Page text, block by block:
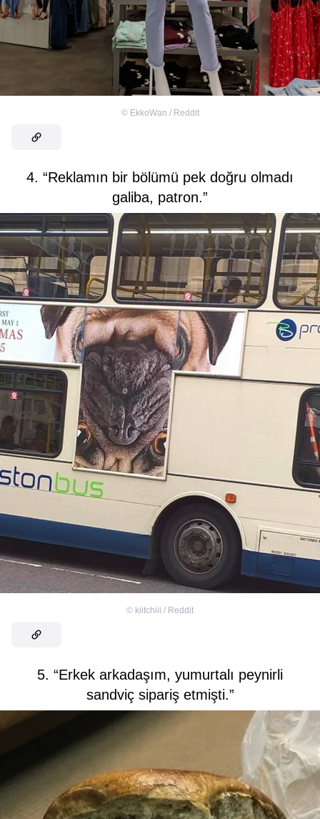
© EkkoWan / Reddit
4. “Reklamın bir bölümü pek doğru olmadı
galiba, patron.”
© kiitchiii / Reddit
5. “Erkek arkadaşım, yumurtalı peynirli
sandviç sipariş etmişti.”